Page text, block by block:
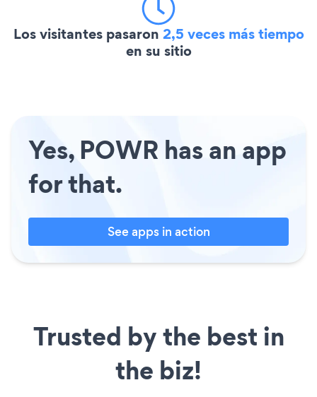
Los visitantes pasaron 2,5 veces más tiempo
en su sitio
Yes, POWR has an app
for that.
See apps in action
Trusted by the best in
the biz!